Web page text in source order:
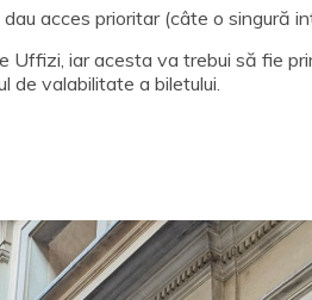
acces prioritar (câte o singură
Uffizi, iar acesta va trebui să fie
de valabilitate a biletului.